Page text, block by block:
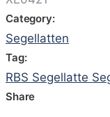
Category:
Segellatten
Tag:
RBS Segellatte
Share